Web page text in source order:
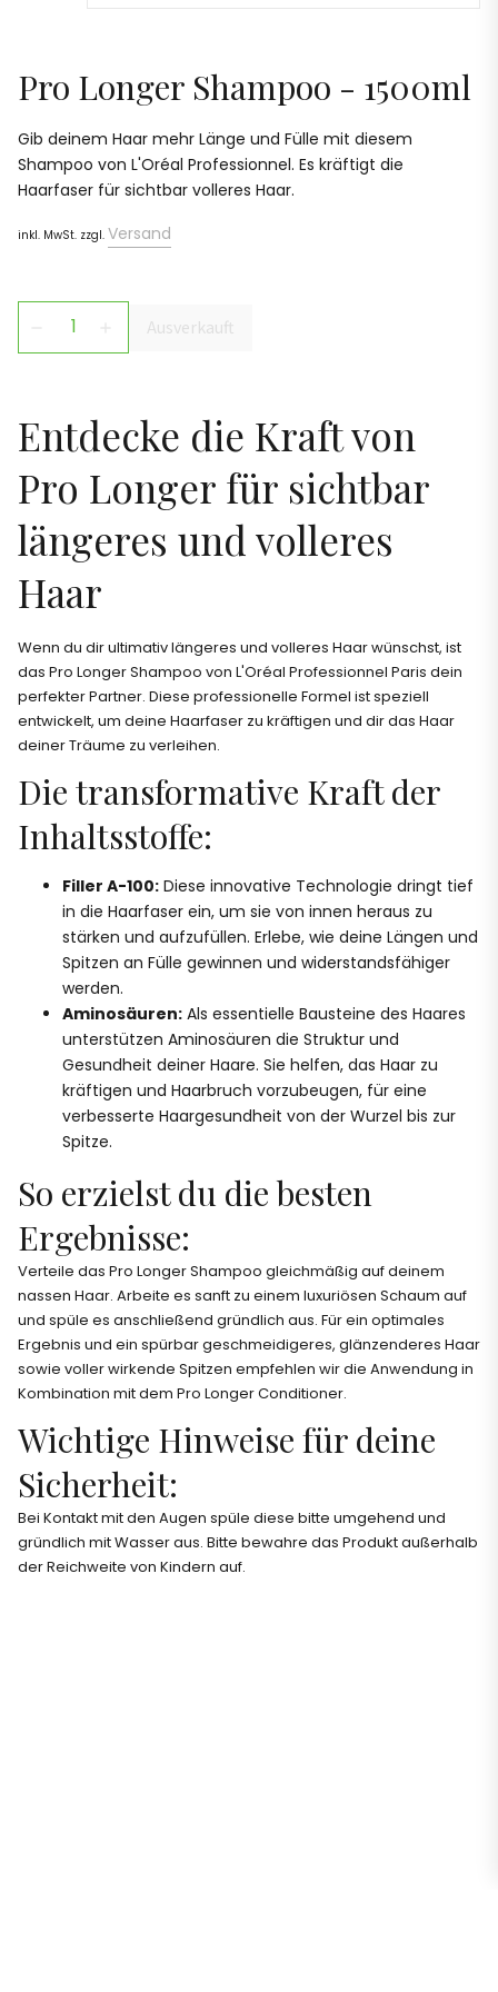
Pro Longer Shampoo - 1500ml
Gib deinem Haar mehr Länge und Fülle mit diesem
Shampoo von L'Oréal Professionnel. Es kräftigt die
Haarfaser für sichtbar volleres Haar.
inkl. MwSt. zzgl. Versand
Ausverkauft
Entdecke die Kraft von
Pro Longer für sichtbar
längeres und volleres
Haar
Wenn du dir ultimativ längeres und volleres Haar wünschst, ist
das Pro Longer Shampoo von L'Oréal Professionnel Paris dein
perfekter Partner. Diese professionelle Formel ist speziell
entwickelt, um deine Haarfaser zu kräftigen und dir das Haar
deiner Träume zu verleihen.
Die transformative Kraft der
Inhaltsstoffe:
Filler A-100: Diese innovative Technologie dringt tief
in die Haarfaser ein, um sie von innen heraus zu
stärken und aufzufüllen. Erlebe, wie deine Längen und
Spitzen an Fülle gewinnen und widerstandsfähiger
werden.
Aminosäuren: Als essentielle Bausteine des Haares
unterstützen Aminosäuren die Struktur und
Gesundheit deiner Haare. Sie helfen, das Haar zu
kräftigen und Haarbruch vorzubeugen, für eine
verbesserte Haargesundheit von der Wurzel bis zur
Spitze.
So erzielst du die besten
Ergebnisse:
Verteile das Pro Longer Shampoo gleichmäßig auf deinem
nassen Haar. Arbeite es sanft zu einem luxuriösen Schaum auf
und spüle es anschließend gründlich aus. Für ein optimales
Ergebnis und ein spürbar geschmeidigeres, glänzenderes Haar
sowie voller wirkende Spitzen empfehlen wir die Anwendung in
Kombination mit dem Pro Longer Conditioner.
Wichtige Hinweise für deine
Sicherheit:
Bei Kontakt mit den Augen spüle diese bitte umgehend und
gründlich mit Wasser aus. Bitte bewahre das Produkt außerhalb
der Reichweite von Kindern auf.